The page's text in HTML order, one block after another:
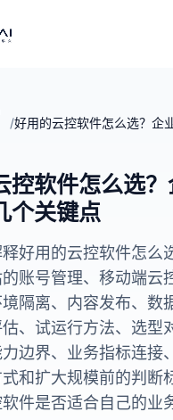
/
控软件怎么选
个关键点
好用的云控软件怎么
账号管理、移动端云
隔离、内容发布、数
、试运行方法、选型
边界、业务指标连接
和扩大规模前的判断
件是否适合自己的业